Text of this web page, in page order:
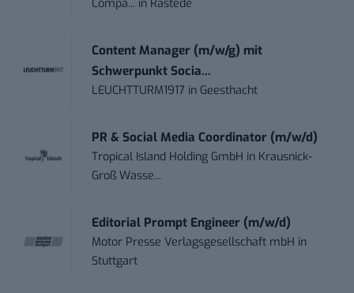
Compa... in Rastede
Content Manager (m/w/g) mit
Schwerpunkt Socia...
LEUCHTTURM1917 in Geesthacht
PR & Social Media Coordinator (m/w/d)
Tropical Island Holding GmbH in Krausnick-
Groß Wasse...
Editorial Prompt Engineer (m/w/d)
Motor Presse Verlagsgesellschaft mbH in
Stuttgart